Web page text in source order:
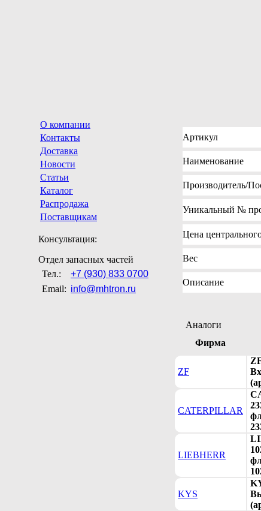
О компании
Контакты
Доставка
Новости
Статьи
Каталог
Распродажа
Поставщикам
Консультация:
Отдел запасных частей
Тел.:
+7 (930) 833 0700
Email: info@mhtron.ru
Артикул
Наименование
Производитель/
Уникальный №
Цена
Вес
Описание
Аналоги
Фирма
ZF
CATERPILLAR
LIEBHERR
KYS